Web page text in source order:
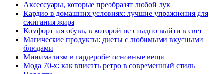
Аксессуары, которые преобразят любой лук
Кардио в домашних условиях: лучшие упражнения для
сжигания жира
Комфортная обувь, в которой не стыдно выйти в свет
Магические продукты: диеты с любимыми вкусными
блюдами
Минимализм в гардеробе: основные вещи
Мода 70-х: как вписать ретро в современный стиль